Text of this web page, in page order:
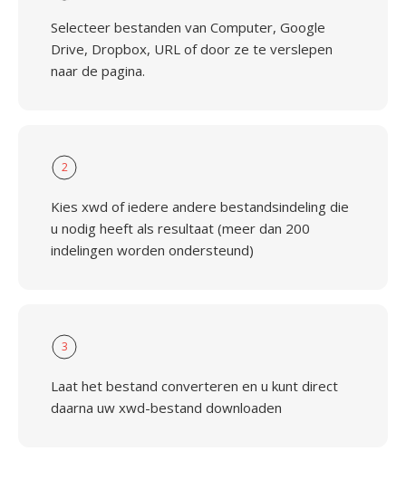
Selecteer bestanden van Computer, Google
Drive, Dropbox, URL of door ze te verslepen
naar de pagina.
2
Kies xwd of iedere andere bestandsindeling die
u nodig heeft als resultaat (meer dan 200
indelingen worden ondersteund)
3
Laat het bestand converteren en u kunt direct
daarna uw xwd-bestand downloaden